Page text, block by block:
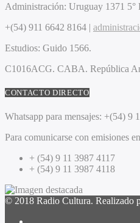
Administración: Uruguay 1371 5°
+(54) 911 6642 8164 |
Estudios: Guido 1566.
C1016ACG. CABA. República
CONTACTO DIRECTO
Whatsapp para mensajes: +(54) 9
Para comunicarse con emisiones
+ (54) 9 11 3987 4117
+ (54) 9 11 3987 4118
© 2018 Radio Cultura. Realizado